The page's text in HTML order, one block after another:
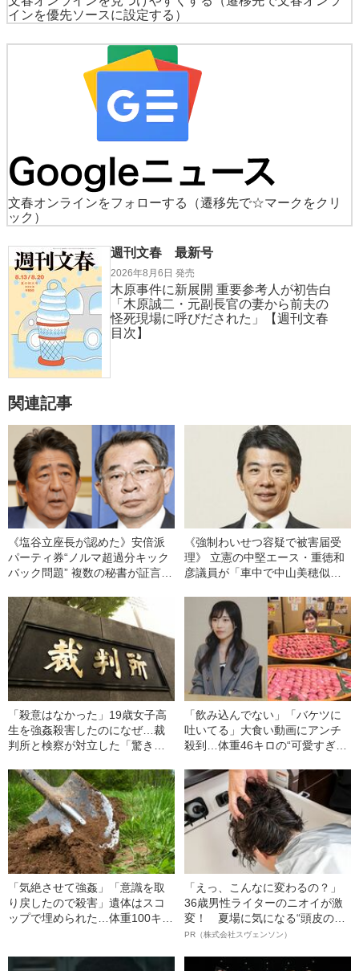
インを優先ソースに設定する）
文春オンラインをフォローする
（遷移先で☆マークをクリ
ック）
週刊文春 最新号
2026年8月6日 発売
木原事件に新展開 重要参考人が初告白
「木原誠二・元副長官の妻から前夫の
怪死現場に呼びだされた」【週刊文春
目次】
関連記事
《塩谷立座長が認めた》安倍派
パーティ券“ノルマ超過分キック
バック問題” 複数の秘書が証言
うです」
《強制わいせつ容疑で被害届受
理》 立憲の中堅エース・重徳和
彦議員が「車中で中山美穂似女
り…」 重徳氏は「同乗は事実だ
が、わいせつ行為は一切してい
ない」
「殺意はなかった」19歳女子高
生を強姦殺害したのになぜ…裁
判所と検察が対立した「驚きの
「飲み込んでない」「バケツに
吐いてる」大食い動画にアンチ
殺到…体重46キロの“可愛すぎ
す、“やらせ疑惑”への本音
「気絶させて強姦」「意識を取
り戻したので殺害」遺体はスコ
ップで埋められた…体重100キロ
「えっ、こんなに変わるの？」
36歳男性ライターのニオイが激
変！ 夏場に気になる“頭皮のニ
オイ”や“ベタつき”を解消す
ト”が生み出した徹底ケアとは
PR（株式会社スヴェンソン）